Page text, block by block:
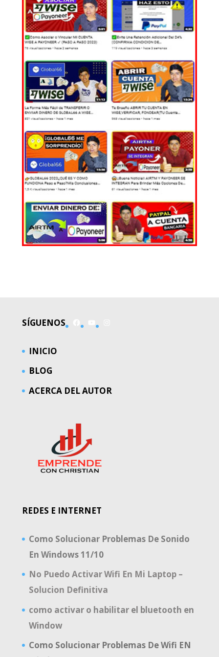
SÍGUENOS
INICIO
BLOG
ACERCA DEL AUTOR
REDES E INTERNET
Como Solucionar Problemas De Sonido
En Windows 11/10
No Puedo Activar Wifi En Mi Laptop –
Solucion Definitiva
como activar o habilitar el bluetooth en
Window
Como Solucionar Problemas De Wifi EN